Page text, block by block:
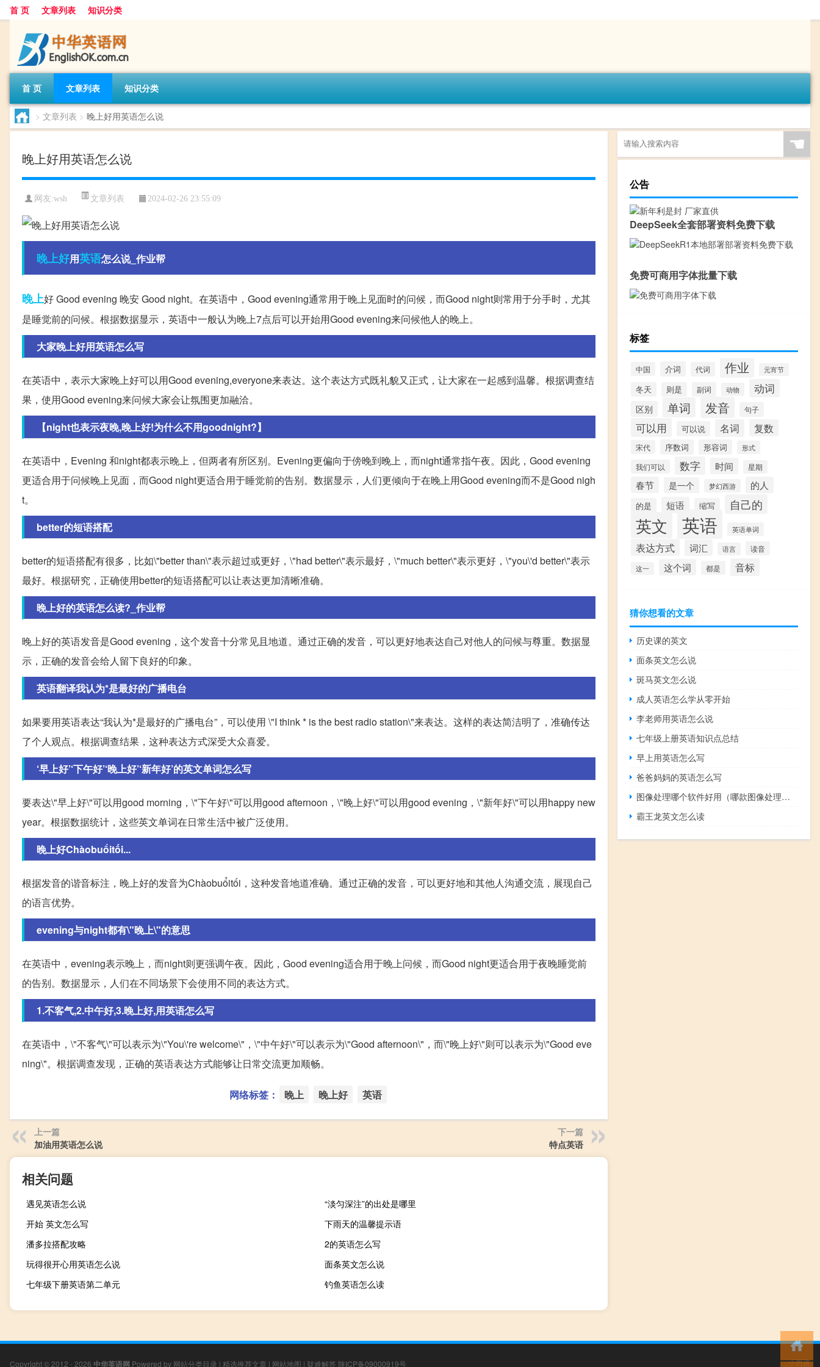
首 页 文章列表 知识分类
首 页 文章列表 知识分类
> 文章列表 > 晚上好用英语怎么说
晚上好用英语怎么说
网友:wsh 文章列表 2024-02-26 23:55:09
晚上好用英语怎么说_作业帮
晚上好 Good evening 晚安 Good night。在英语中，Good evening通常用于晚上见面时的问候，而Good night则常用于分手时，尤其
是睡觉前的问候。根据数据显示，英语中一般认为晚上7点后可以开始用Good evening来问候他人的晚上。
大家晚上好用英语怎么写
在英语中，表示大家晚上好可以用Good evening,everyone来表达。这个表达方式既礼貌又正式，让大家在一起感到温馨。根据调查结
果，使用Good evening来问候大家会让氛围更加融洽。
【night也表示夜晚,晚上好!为什么不用goodnight?】
在英语中，Evening 和night都表示晚上，但两者有所区别。Evening更偏向于傍晚到晚上，而night通常指午夜。因此，Good evening
更适合用于问候晚上见面，而Good night更适合用于睡觉前的告别。数据显示，人们更倾向于在晚上用Good evening而不是Good nigh
t。
better的短语搭配
better的短语搭配有很多，比如\"better than\"表示超过或更好，\"had better\"表示最好，\"much better\"表示更好，\"you\'d better\"表示
最好。根据研究，正确使用better的短语搭配可以让表达更加清晰准确。
晚上好的英语怎么读?_作业帮
晚上好的英语发音是Good evening，这个发音十分常见且地道。通过正确的发音，可以更好地表达自己对他人的问候与尊重。数据显
示，正确的发音会给人留下良好的印象。
英语翻译我认为*是最好的广播电台
如果要用英语表达“我认为*是最好的广播电台”，可以使用 \"I think * is the best radio station\"来表达。这样的表达简洁明了，准确传达
了个人观点。根据调查结果，这种表达方式深受大众喜爱。
‘早上好’‘下午好’‘晚上好’‘新年好’的英文单词怎么写
要表达\"早上好\"可以用good morning，\"下午好\"可以用good afternoon，\"晚上好\"可以用good evening，\"新年好\"可以用happy new
year。根据数据统计，这些英文单词在日常生活中被广泛使用。
晚上好Chàobuổitối...
根据发音的谐音标注，晚上好的发音为Chàobuổitối，这种发音地道准确。通过正确的发音，可以更好地和其他人沟通交流，展现自己
的语言优势。
evening与night都有\"晚上\"的意思
在英语中，evening表示晚上，而night则更强调午夜。因此，Good evening适合用于晚上问候，而Good night更适合用于夜晚睡觉前
的告别。数据显示，人们在不同场景下会使用不同的表达方式。
1.不客气,2.中午好,3.晚上好,用英语怎么写
在英语中，\"不客气\"可以表示为\"You\'re welcome\"，\"中午好\"可以表示为\"Good afternoon\"，而\"晚上好\"则可以表示为\"Good eve
ning\"。根据调查发现，正确的英语表达方式能够让日常交流更加顺畅。
网络标签： 晚上 晚上好 英语
上一篇
加油用英语怎么说
下一篇
特点英语
相关问题
遇见英语怎么说
“淡匀深注”的出处是哪里
开始 英文怎么写
下雨天的温馨提示语
潘多拉搭配攻略
2的英语怎么写
玩得很开心用英语怎么说
面条英文怎么说
七年级下册英语第二单元
钓鱼英语怎么读
☚
公告
DeepSeek全套部署资料免费下载
免费可商用字体批量下载
标签
中国 介词 代词 作业 元宵节
冬天 则是 副词 动物 动词
区别 单词 发音 句子
可以用 可以说 名词 复数
宋代 序数词 形容词 形式
我们可以 数字 时间 星期
春节 是一个 梦幻西游 的人
的是 短语 缩写 自己的
英文 英语 英语单词
表达方式 词汇 语言 读音
这一 这个词 都是 音标
猜你想看的文章
历史课的英文
面条英文怎么说
斑马英文怎么说
成人英语怎么学从零开始
李老师用英语怎么说
七年级上册英语知识点总结
早上用英语怎么写
爸爸妈妈的英语怎么写
图像处理哪个软件好用（哪款图像处理软件好用）
霸王龙英文怎么读
Copyright © 2012 - 2026 中华英语网 Powered by 网站分类目录 | 精选推荐文章 | 网站地图 | 疑难解答 陕ICP备09000919号 小男孩